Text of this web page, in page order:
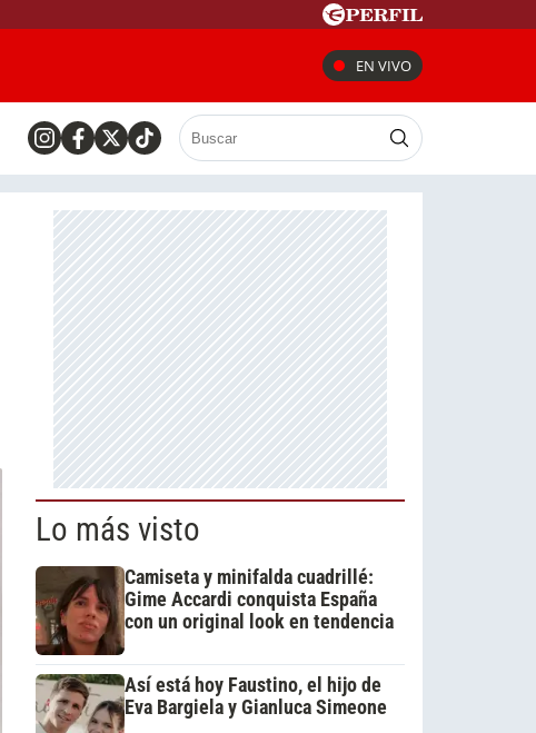
EN VIVO
Lo más visto
Camiseta y minifalda cuadrillé:
Gime Accardi conquista España
con un original look en tendencia
Así está hoy Faustino, el hijo de
Eva Bargiela y Gianluca Simeone